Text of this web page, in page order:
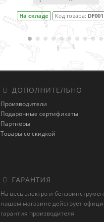
На складе Код товара:
ДОПОЛНИТЕЛЬНО
Производители
Подарочные сертификаты
Партнёры
Товары со скидкой
ГАРАНТИЯ
На весь электро и
нашем магазине действует
гарантия производителя